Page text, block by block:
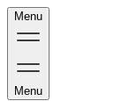
Menu
Menu